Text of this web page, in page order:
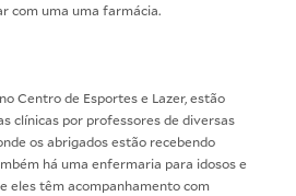
com uma uma farmácia.
Centro de Esportes e Lazer, estão
clínicas por professores de diversas
os abrigados estão recebendo
há uma enfermaria para idosos e
eles têm acompanhamento com